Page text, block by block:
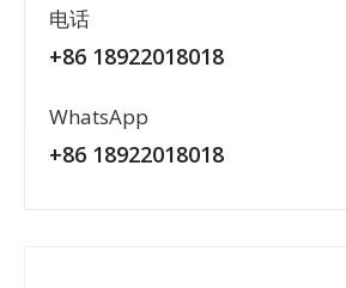
电话
+86 18922018018
WhatsApp
+86 18922018018